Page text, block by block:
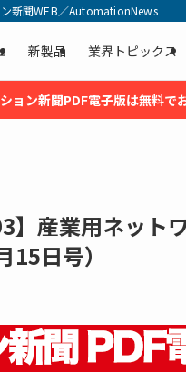
新聞WEB／AutomationNews
新製品 業界トピックス
ョン新聞PDF電子版は無料で
】産業用ネット
日号）